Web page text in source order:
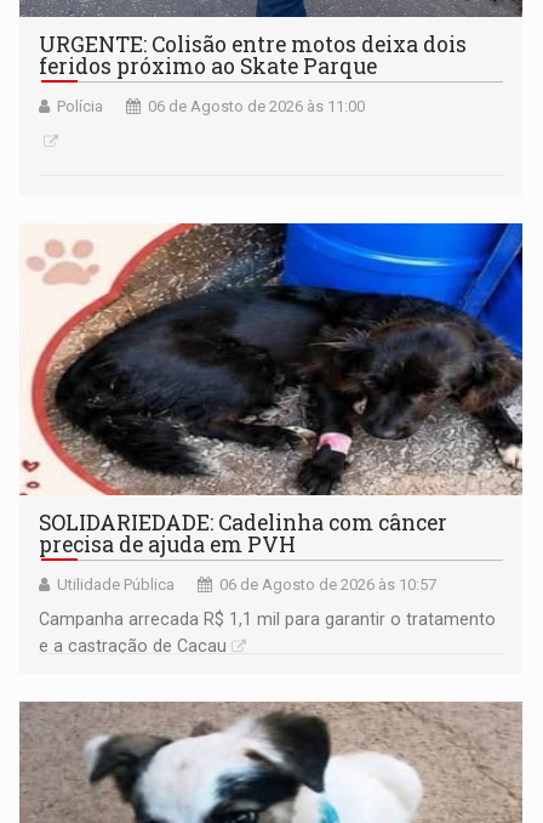
URGENTE: Colisão entre motos deixa dois
feridos próximo ao Skate Parque
Polícia 06 de Agosto de 2026 às 11:00
SOLIDARIEDADE: Cadelinha com câncer
precisa de ajuda em PVH
Utilidade Pública 06 de Agosto de 2026 às 10:57
Campanha arrecada R$ 1,1 mil para garantir o tratamento
e a castração de Cacau